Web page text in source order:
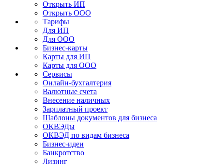
Открыть ИП
Открыть ООО
Тарифы
Для ИП
Для ООО
Бизнес-карты
Карты для ИП
Карты для ООО
Сервисы
Онлайн-бухгалтерия
Валютные счета
Внесение наличных
Зарплатный проект
Шаблоны документов для бизнеса
ОКВЭДы
ОКВЭД по видам бизнеса
Бизнес-идеи
Банкротство
Лизинг